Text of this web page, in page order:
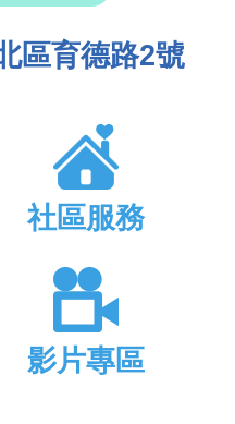
區育德路2號
社區服務
影片專區